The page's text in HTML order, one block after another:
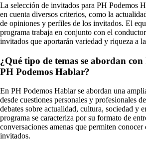
La selección de invitados para PH Podemos
en cuenta diversos criterios, como la
de opiniones y perfiles de los invitados. El
programa trabaja en conjunto con el
invitados que aportarán variedad y riqueza a
¿Qué tipo de temas se abordan
PH Podemos Hablar?
En PH Podemos Hablar se abordan una
desde cuestiones personales y profesionales
debates sobre actualidad, cultura, sociedad y
programa se caracteriza por su formato de
conversaciones amenas que permiten conocer
invitados.